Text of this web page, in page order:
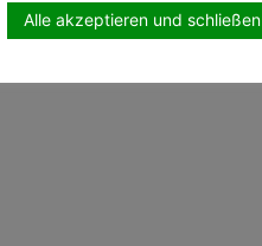
Alle akzeptieren und schließen